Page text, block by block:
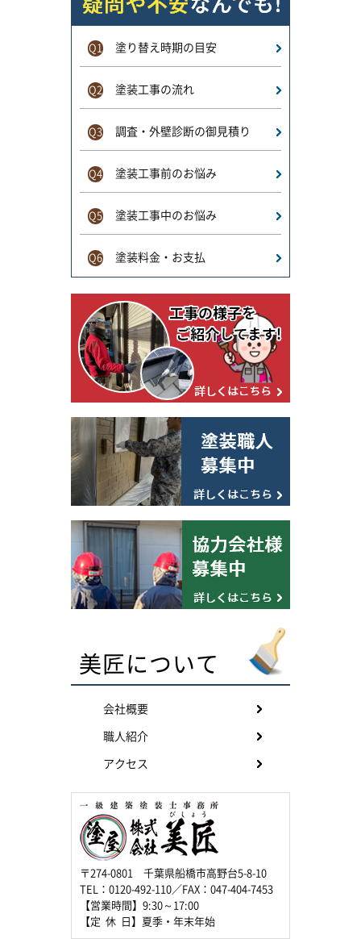
Q1 塗り替え時期の目安
Q2 塗装工事の流れ
Q3 調査・外壁診断の御見積り
Q4 塗装工事前のお悩み
Q5 塗装工事中のお悩み
Q6 塗装料金・お支払
美匠について
会社概要
職人紹介
アクセス
〒274-0801 千葉県船橋市高野台5-8-10
TEL：0120-492-110／FAX：047-404-7453
【営業時間】9:30～17:00
【定 休 日】夏季・年末年始